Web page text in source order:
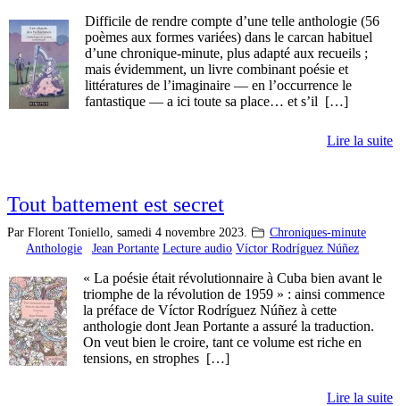
Difficile de rendre compte d’une telle anthologie (56
poèmes aux formes variées) dans le carcan habituel
d’une chronique-minute, plus adapté aux recueils ;
mais évidemment, un livre combinant poésie et
littératures de l’imaginaire — en l’occurrence le
fantastique — a ici toute sa place… et s’il […]
Lire la suite
Tout battement est secret
Par Florent Toniello, samedi 4 novembre 2023.
Chroniques-minute
Anthologie
Jean Portante Lecture audio Víctor Rodríguez Núñez
« La poésie était révolutionnaire à Cuba bien avant le
triomphe de la révolution de 1959 » : ainsi commence
la préface de Víctor Rodríguez Núñez à cette
anthologie dont Jean Portante a assuré la traduction.
On veut bien le croire, tant ce volume est riche en
tensions, en strophes […]
Lire la suite